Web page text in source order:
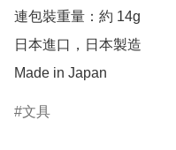
連包裝重量：約 14g
日本進口，日本製造
Made in Japan
文具